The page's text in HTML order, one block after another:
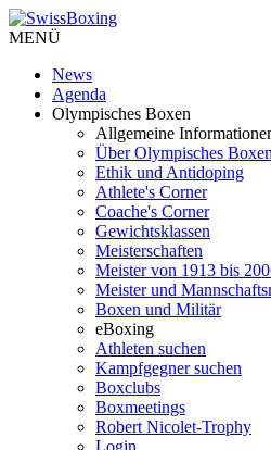
MENÜ
News
Agenda
Olympisches Boxen
Allgemeine
Über Olympisches Boxen
Ethik und Antidoping
Athlete's Corner
Coache's Corner
Gewichtsklassen
Meisterschaften
Meister von 1913 bis
Meister und
Boxen und Militär
eBoxing
Athleten suchen
Kampfgegner suchen
Boxclubs
Boxmeetings
Robert Nicolet-Trophy
Login